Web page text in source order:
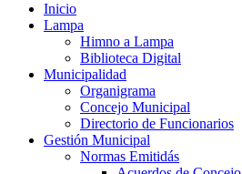
Inicio
Lampa
Himno a Lampa
Biblioteca Digital
Municipalidad
Organigrama
Concejo Municipal
Directorio de Funcionarios
Gestión Municipal
Normas Emitidás